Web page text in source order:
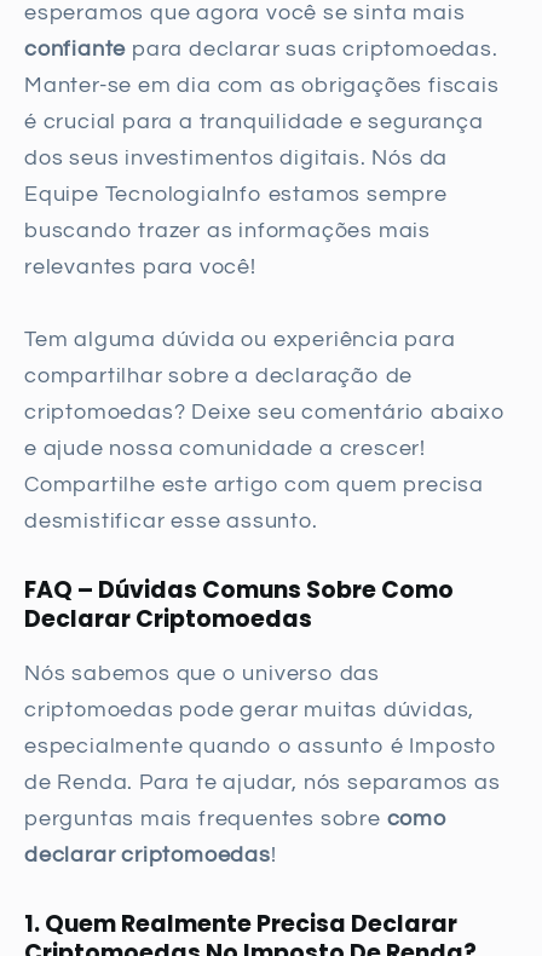
esperamos que agora você se sinta mais
confiante para declarar suas criptomoedas.
Manter-se em dia com as obrigações fiscais
é crucial para a tranquilidade e segurança
dos seus investimentos digitais. Nós da
Equipe TecnologiaInfo estamos sempre
buscando trazer as informações mais
relevantes para você!
Tem alguma dúvida ou experiência para
compartilhar sobre a declaração de
criptomoedas? Deixe seu comentário abaixo
e ajude nossa comunidade a crescer!
Compartilhe este artigo com quem precisa
desmistificar esse assunto.
FAQ – Dúvidas Comuns Sobre Como
Declarar Criptomoedas
Nós sabemos que o universo das
criptomoedas pode gerar muitas dúvidas,
especialmente quando o assunto é Imposto
de Renda. Para te ajudar, nós separamos as
perguntas mais frequentes sobre como
declarar criptomoedas!
1. Quem Realmente Precisa Declarar